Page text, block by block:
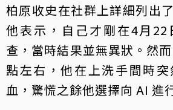
柏原收史在社群上詳細列出
他表示，自己才剛在4月22
查，當時結果並無異狀。然
點左右，他在上洗手間時
血，驚慌之餘他選擇向 AI 進